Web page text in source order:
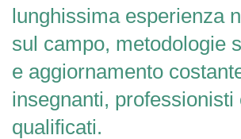
lunghissima esperienza
sul campo, metodologie
e aggiornamento
insegnanti, professionisti
qualificati.